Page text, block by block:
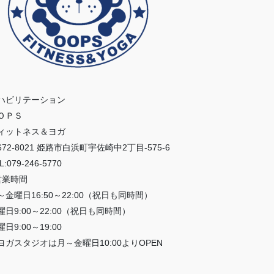
ビリテーション
ＰＳ
ットネス＆ヨガ
8021 姫路市白浜町宇佐崎中2丁目-575-6
246-5770
時間
金曜日16:50～22:00（祝日も同時間）
日9:00～22:00（祝日も同時間）
日9:00～19:00
ガスタジオは月～金曜日10:00よりOPEN